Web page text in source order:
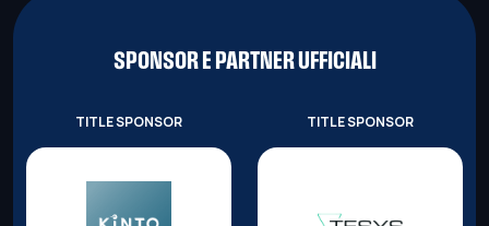
SPONSOR E PARTNER UFFICIALI
TITLE SPONSOR TITLE SPONSOR